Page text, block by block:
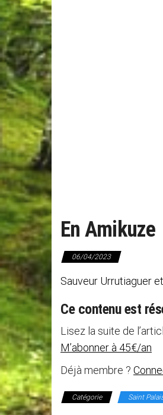
En Amikuze
06/04/2023
Sauveur Urrutiaguer
Ce contenu est
Lisez la suite de
M’abonner à 45€/an
Déjà membre ?
Catégorie Saint